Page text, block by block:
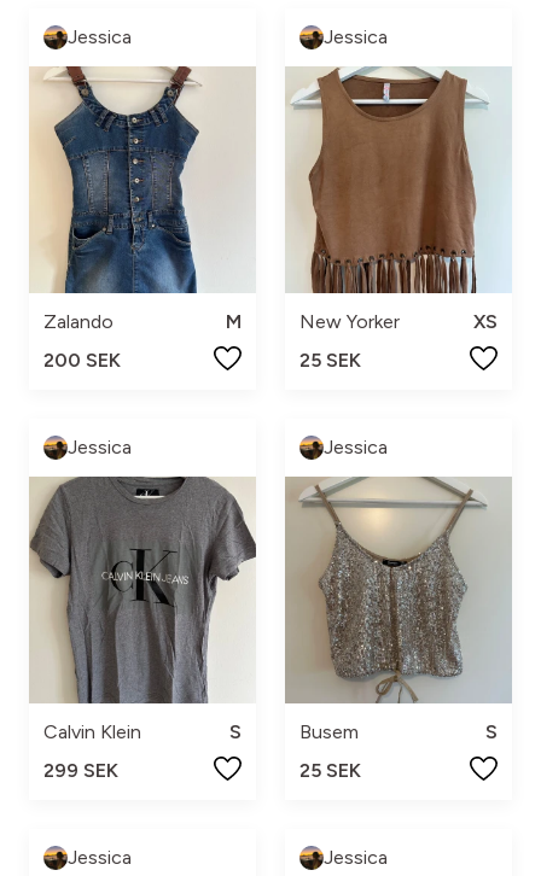
Jessica
Zalando
M
200 SEK
Jessica
New Yorker
XS
25 SEK
Jessica
Calvin Klein
S
299 SEK
Jessica
Busem
S
25 SEK
Jessica Jessica